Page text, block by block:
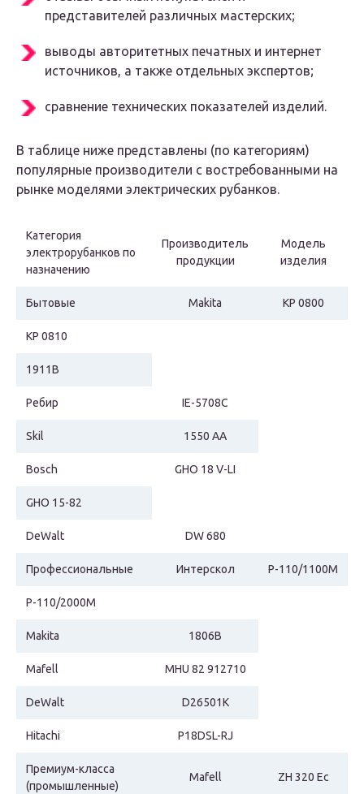
представителей различных мастерских;
выводы авторитетных печатных и интернет
источников, а также отдельных экспертов;
сравнение технических показателей изделий.
В таблице ниже представлены (по категориям)
популярные производители с востребованными на
рынке моделями электрических рубанков.
Категория
электрорубанков по
назначению
Производитель
продукции
Модель
изделия
Бытовые Makita KP 0800
KP 0810
1911B
Ребир IE-5708С
Skil 1550 AA
Bosch GHO 18 V-LI
GHO 15-82
DeWalt DW 680
Профессиональные Интерскол Р-110/1100М
Р-110/2000М
Makita 1806B
Mafell MHU 82 912710
DeWalt D26501К
Hitachi P18DSL-RJ
Премиум-класса
(промышленные)
Mafell ZH 320 Ec